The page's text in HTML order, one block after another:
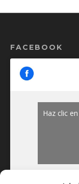
FACEBOOK
Haz clic